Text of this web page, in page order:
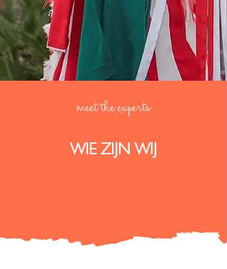
meet the experts
WIE ZIJN WIJ